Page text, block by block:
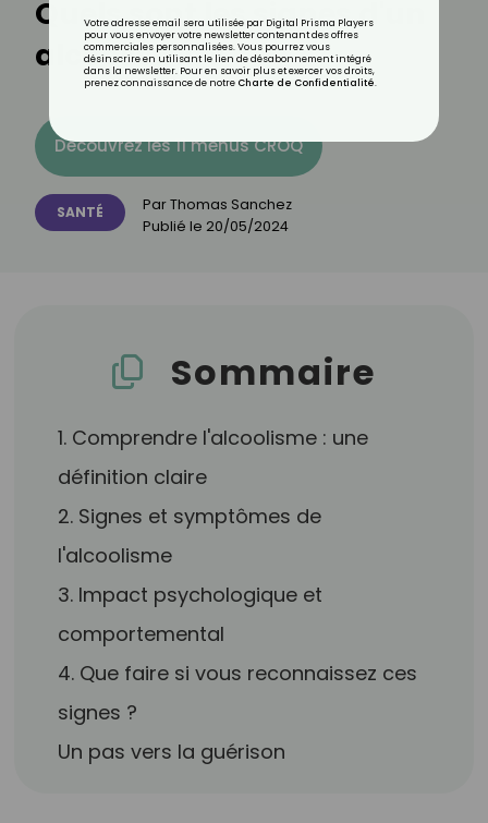
Quels sont les signes d'un
alcoolisme ?
Découvrez les 11 menus CROQ
SANTÉ ParThomas Sanchez
Publié le 20/05/2024
Sommaire
1. Comprendre l'alcoolisme : une
définition claire
2. Signes et symptômes de
l'alcoolisme
3. Impact psychologique et
comportemental
4. Que faire si vous reconnaissez ces
signes ?
Un pas vers la guérison
Votre adresse email sera utilisée par Digital Prisma Players
pour vous envoyer votre newsletter contenant des offres
commerciales personnalisées. Vous pourrez vous
désinscrire en utilisant le lien de désabonnement intégré
dans la newsletter. Pour en savoir plus et exercer vos droits,
prenez connaissance de notre Charte de Confidentialité.